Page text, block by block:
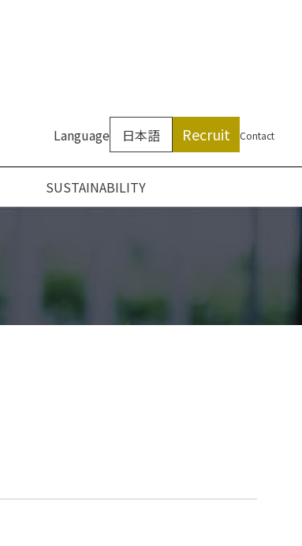
Language 日本語 Recruit Contact
SUSTAINABILITY
アクセス